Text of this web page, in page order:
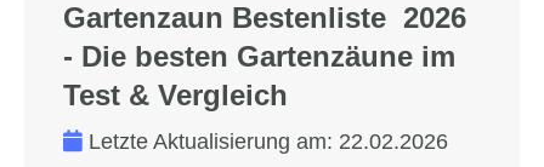
Gartenzaun Bestenliste 2026
- Die besten Gartenzäune im
Test & Vergleich
Letzte Aktualisierung am: 22.02.2026